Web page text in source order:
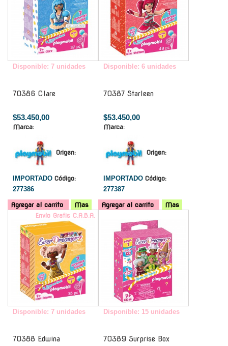
Disponible: 7 unidades
70386 Clare
$53.450,00
Marca:
Origen:
IMPORTADO Código:
277386
Agregar al carrito Mas
Disponible: 6 unidades
70387 Starleen
$53.450,00
Marca:
Origen:
IMPORTADO Código:
277387
Agregar al carrito
Mas
Envío Gratis C.A.B.A.
Disponible: 7 unidades
70388 Edwina
Disponible: 15 unidades
70389 Surprise Box